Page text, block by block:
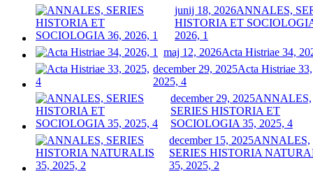
junij 18, 2026ANNALES,
HISTORIA ET
2026, 1
maj 12, 2026Acta Histriae 34,
december 29, 2025Acta Histriae 33,
2025, 4
december 29, 2025ANNALES,
SERIES HISTORIA ET
SOCIOLOGIA 35, 2025, 4
december 15, 2025ANNALES,
SERIES HISTORIA
35, 2025, 2